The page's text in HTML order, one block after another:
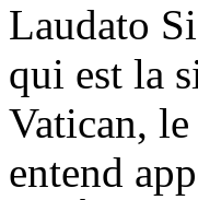
Laudato
qui est la
Vatican,
entend